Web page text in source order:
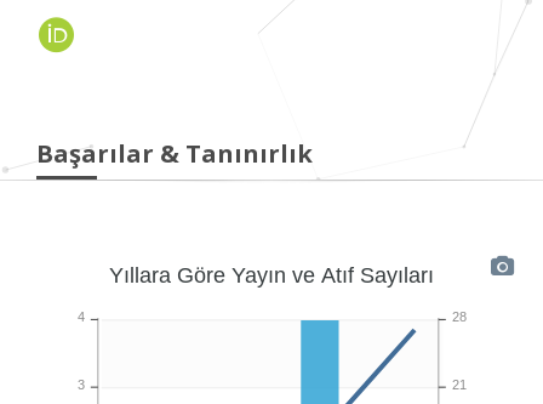
Başarılar & Tanınırlık
Yıllara Göre Yayın ve Atıf Sayıları
28
21
4
3